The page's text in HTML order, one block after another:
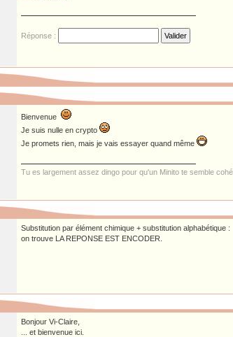
Réponse :
Bienvenue
Je suis nulle en crypto
Je promets rien, mais je vais essayer quand même
Tu es largement assez dingo pour qu'un Minito te semble
Substitution par élément chimique + substitution alphabétique :
on trouve LA REPONSE EST ENCODER.
Bonjour Vi-Claire,
... et bienvenue ici.